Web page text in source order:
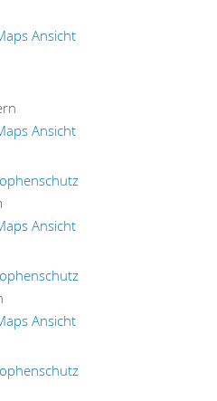
Ansicht
Ansicht
Ansicht
Ansicht